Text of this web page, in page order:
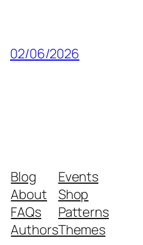
02/06/2026
Blog
About
FAQs
Authors
Events
Shop
Patterns
Themes